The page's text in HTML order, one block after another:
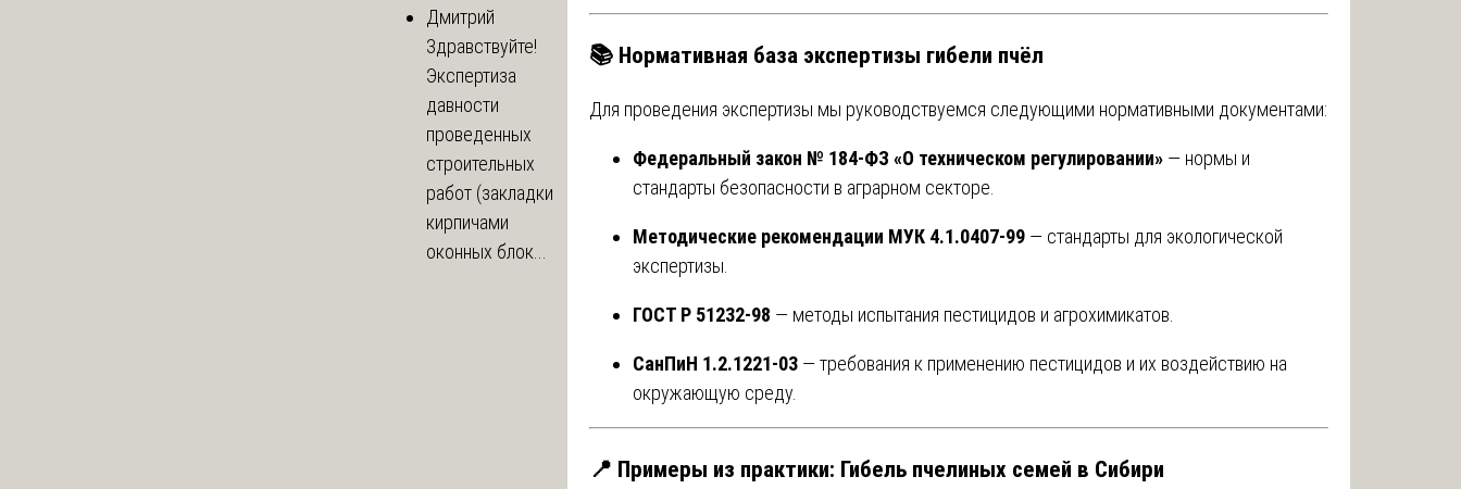
📚 Нормативная база экспертизы гибели пчёл
Для проведения экспертизы мы руководствуемся следующими нормативными документами:
Федеральный закон № 184-ФЗ «О техническом регулировании» — нормы и
стандарты безопасности в аграрном секторе.
Методические рекомендации МУК 4.1.0407-99 — стандарты для экологической
экспертизы.
ГОСТ Р 51232-98 — методы испытания пестицидов и агрохимикатов.
СанПиН 1.2.1221-03 — требования к применению пестицидов и их воздействию на
окружающую среду.
📍 Примеры из практики: Гибель пчелиных семей в Сибири
Дмитрий
Здравствуйте!
Экспертиза
давности
проведенных
строительных
работ (закладки
кирпичами
оконных блок...